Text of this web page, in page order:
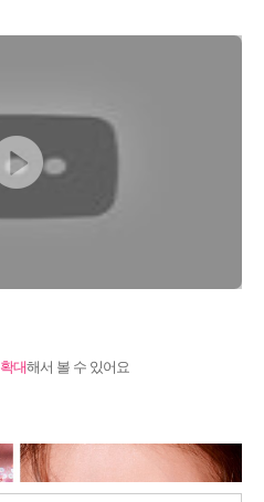
확대해서 볼 수 있어요